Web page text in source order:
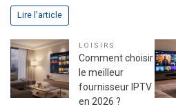
SE
disque
Lire l'article
LOISIRS
Comment choisir
le meilleur
fournisseur IPTV
en 2026 ?